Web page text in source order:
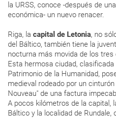
la URSS, conoce -después de
económica- un nuevo renacer.
Riga, la capital de Letonia, no
del Báltico, también tiene la
nocturna más movida de los tres
Esta hermosa ciudad, clasificada
Patrimonio de la Humanidad,
medieval rodeado por un
Nouveau" de una factura
A pocos kilómetros de la capital,
Báltico y la localidad de